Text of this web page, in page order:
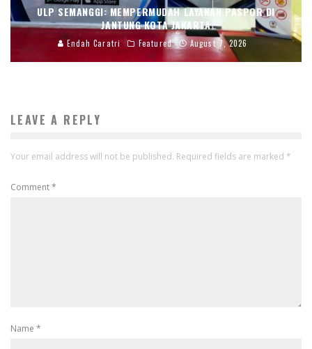
ULP SEMANGGI: MEMPERMUDAH LAYANAN PASPOR DI
JANTUNG KOTA JAKARTA
Endah Caratri Featured August 7, 2026
LEAVE A REPLY
Your email address will not be published. Required fields are marked *
Comment*
Name *